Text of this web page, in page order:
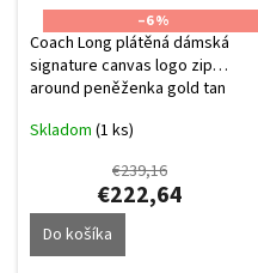
–6 %
Coach Long plátěná dámská
signature canvas logo zip
around peněženka gold tan
Skladom (1 ks)
€239,16
€222,64
Do košíka